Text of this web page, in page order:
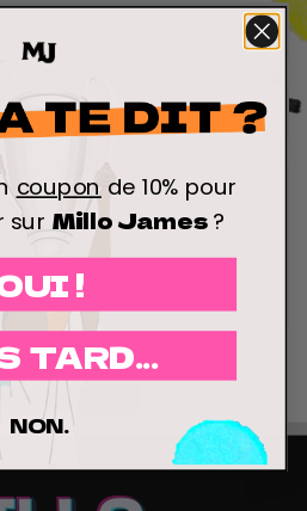
MESSAGE
coupon de 10% pour
sur Millo James?
!
TARD...
NON.